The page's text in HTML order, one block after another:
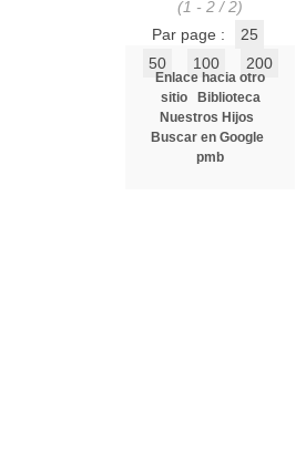
(1 - 2 / 2)
Par page :
25
50
100 200
Enlace hacia otro
sitio
Biblioteca
Nuestros Hijos
Buscar en Google
pmb